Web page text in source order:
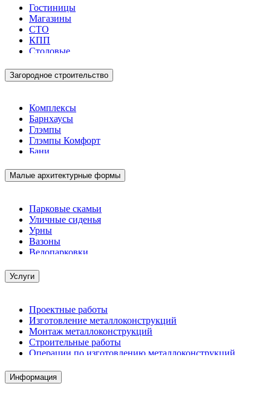
Гостиницы
Магазины
СТО
КПП
Столовые
Загородное строительство
Комплексы
Барнхаусы
Глэмпы
Глэмпы Комфорт
Бани
Малые архитектурные формы
Парковые скамьи
Уличные сиденья
Урны
Вазоны
Велопарковки
Услуги
Проектные работы
Изготовление металлоконструкций
Монтаж металлоконструкций
Строительные работы
Операции по изготовлению металлоконструкций
Комплектация металлопроката
Изготовление винтовых свай
Информация